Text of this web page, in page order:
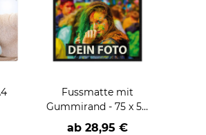
Fussmatte mit
Gummirand - 75 x 50
cm
ab 28,95 €